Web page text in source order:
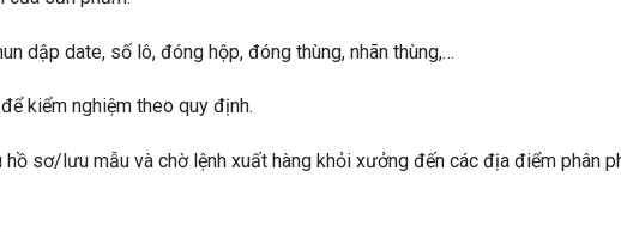
dập date, số lô, đóng hộp, đóng thùng, nhãn thùng,…
kiểm nghiệm theo quy định.
sơ/lưu mẫu và chờ lệnh xuất hàng khỏi xưởng đến các địa điểm phân